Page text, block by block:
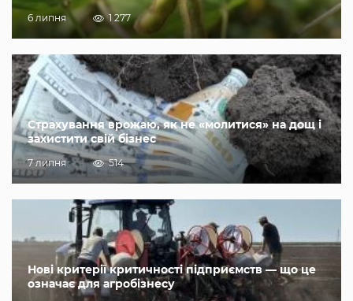
6 липня 1 277
Страхування врожаю, як не «молитися» на дощ і
захистити свій бізнес
7 липня 514
Нові критерії критичності підприємств — що це
означає для агробізнесу